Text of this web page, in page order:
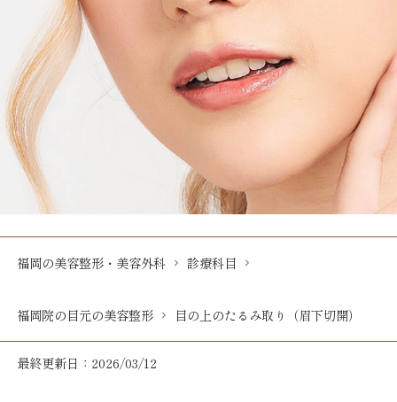
福岡の美容整形・美容外科 診療科目
福岡院の目元の美容整形 目の上のたるみ取り（眉下切開）
最終更新日：2026/03/12